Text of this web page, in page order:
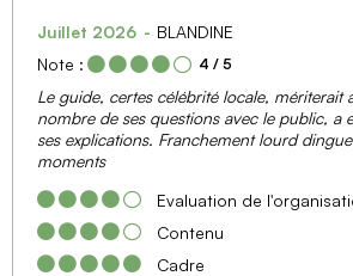
Juillet 2026
BLANDINE
Note :
4 / 5
Le guide, certes célébrité locale, mériterait
nombre de ses questions avec le public, a
ses explications. Franchement lourd
moments
Evaluation de
Contenu
Cadre